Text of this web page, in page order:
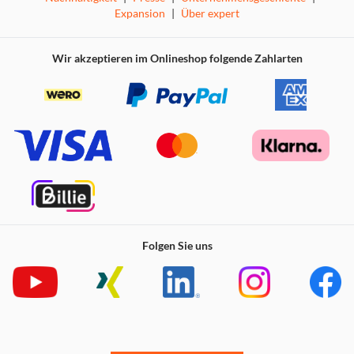
Expansion | Über expert
Wir akzeptieren im Onlineshop folgende Zahlarten
Folgen Sie uns